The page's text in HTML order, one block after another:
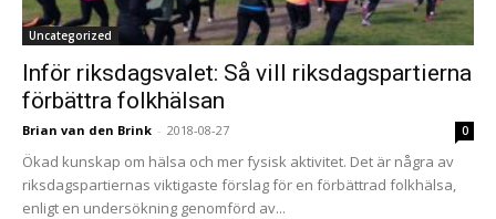
Uncategorized
Inför riksdagsvalet: Så vill riksdagspartierna
förbättra folkhälsan
Brian van den Brink - 2018-08-27 0
Ökad kunskap om hälsa och mer fysisk aktivitet. Det är några av
riksdagspartiernas viktigaste förslag för en förbättrad folkhälsa,
enligt en undersökning genomförd av...